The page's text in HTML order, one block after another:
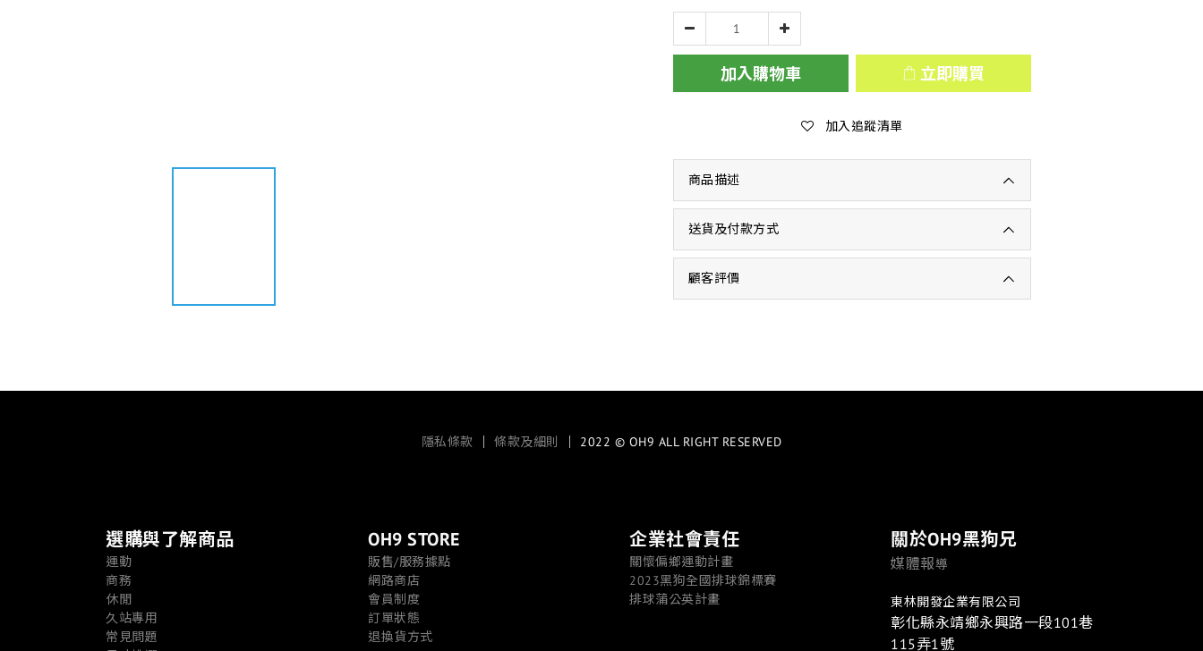
加入購物車 立即購買
加入追蹤清單
商品描述
送貨及付款方式
顧客評價
隱私條款 條款及細則 ｜ 2022 © OH9 ALL RIGHT RESERVED
選購與了解商品
運動
商務
休閒
久站專用
常見問題
OH9 STORE
販售/服務據點
網路商店
會員制度
訂單狀態
退換貨方式
企業社會責任
關懷偏鄉運動計畫
2023黑狗全國排球錦標賽
排球蒲公英計畫
關於OH9黑狗兄
媒體報導
東林開發企業有限公司
彰化縣永靖鄉永興路一段101巷
115弄1號